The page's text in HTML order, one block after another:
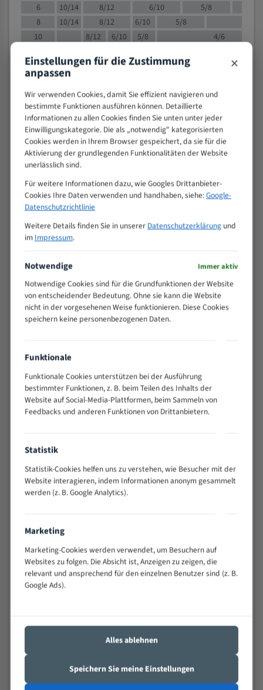
6
10/14 8/12 6/10
5/8
8
10/14 8/12 6/10 5/8
10
8/12 6/10 5/8
4/6
15
8/12 6/10
4/5
20
30
4/5
50
80
> 100
VOLLMATERIAL
M (mm)
Zähne pro
Zoll (ZpZ))
>
25
10/14
15 - 40
35 - 70
50 - 120
4/6
80 - 180
3/4
130 -
350
2/3
200 -
600
> 500
0,75/1,25
Vorteile:
Widerstandsfähig gegen Zahnbruch auch bei
schwierigen Werkstücken (Materialmischung,
wechselnde Verbindungslängen)
Sehr geringe Vibration
Positiver Spanwinkel
Bandkörper aus hochlegiertem Federstahl
Nichteisenmetalle
Einstellungen für die Zustimmung
anpassen ×
Wir verwenden Cookies, damit Sie effizient navigieren und
bestimmte Funktionen ausführen können. Detaillierte
Informationen zu allen Cookies finden Sie unten unter jeder
Einwilligungskategorie. Die als „notwendig" kategorisierten
Cookies werden in Ihrem Browser gespeichert, da sie für die
Aktivierung der grundlegenden Funktionalitäten der Website
unerlässlich sind.
Für weitere Informationen dazu, wie Googles Drittanbieter-
Cookies Ihre Daten verwenden und handhaben, siehe:Google-
Datenschutzrichtlinie
Weitere Details finden Sie in unserer Datenschutzerklärungund
im Impressum.
Notwendige Immer aktiv
Notwendige Cookies sind für die Grundfunktionen der Website
von entscheidender Bedeutung. Ohne sie kann die Website
nicht in der vorgesehenen Weise funktionieren. Diese Cookies
speichern keine personenbezogenen Daten.
Funktionale
Funktionale Cookies unterstützen bei der Ausführung
bestimmter Funktionen, z. B. beim Teilen des Inhalts der
Website auf Social-Media-Plattformen, beim Sammeln von
Feedbacks und anderen Funktionen von Drittanbietern.
Statistik
Statistik-Cookies helfen uns zu verstehen, wie Besucher mit der
Website interagieren, indem Informationen anonym gesammelt
werden (z. B. Google Analytics).
Marketing
Marketing-Cookies werden verwendet, um Besuchern auf
Websites zu folgen. Die Absicht ist, Anzeigen zu zeigen, die
relevant und ansprechend für den einzelnen Benutzer sind (z. B.
Google Ads).
Alles ablehnen
Speichern Sie meine Einstellungen